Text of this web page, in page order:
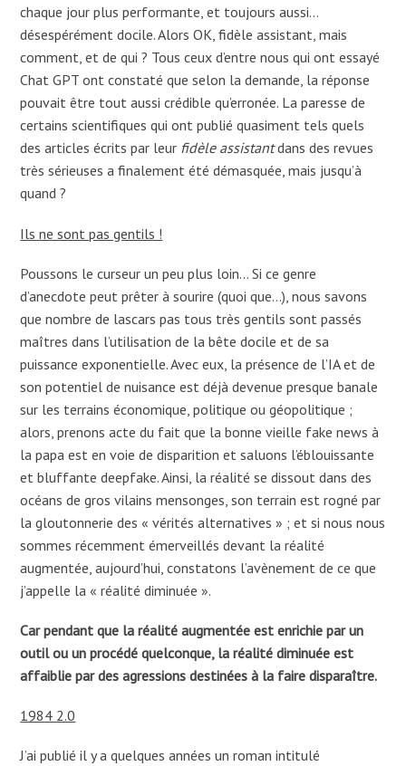
chaque jour plus performante, et toujours aussi…
désespérément docile. Alors OK, fidèle assistant, mais
comment, et de qui ? Tous ceux d’entre nous qui ont essayé
Chat GPT ont constaté que selon la demande, la réponse
pouvait être tout aussi crédible qu’erronée. La paresse de
certains scientifiques qui ont publié quasiment tels quels
des articles écrits par leur fidèle assistantdans des revues
très sérieuses a finalement été démasquée, mais jusqu’à
quand ?
Ils ne sont pas gentils !
Poussons le curseur un peu plus loin… Si ce genre
d’anecdote peut prêter à sourire (quoi que…), nous savons
que nombre de lascars pas tous très gentils sont passés
maîtres dans l’utilisation de la bête docile et de sa
puissance exponentielle. Avec eux, la présence de l’IA et de
son potentiel de nuisance est déjà devenue presque banale
sur les terrains économique, politique ou géopolitique ;
alors, prenons acte du fait que la bonne vieille fake news à
la papa est en voie de disparition et saluons l’éblouissante
et bluffante deepfake. Ainsi, la réalité se dissout dans des
océans de gros vilains mensonges, son terrain est rogné par
la gloutonnerie des « vérités alternatives » ; et si nous nous
sommes récemment émerveillés devant la réalité
augmentée, aujourd’hui, constatons l’avènement de ce que
j’appelle la « réalité diminuée ».
Car pendant que la réalité augmentée est enrichie par un
outil ou un procédé quelconque, la réalité diminuée est
affaiblie par des agressions destinées à la faire disparaître.
1984 2.0
J’ai publié il y a quelques années un roman intitulé